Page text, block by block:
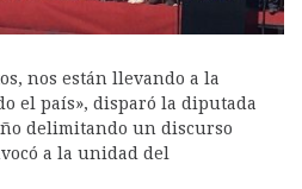
nos están llevando a la
el país», disparó la diputada
delimitando un discurso
a la unidad del